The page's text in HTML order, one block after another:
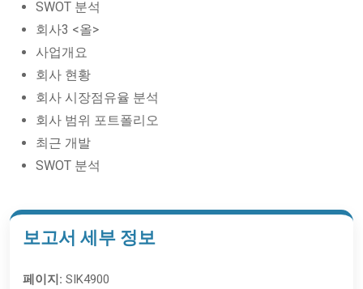
SWOT 분석
회사3 <올>
사업개요
회사 현황
회사 시장점유율 분석
회사 범위 포트폴리오
최근 개발
SWOT 분석
보고서 세부 정보
페이지: SIK4900